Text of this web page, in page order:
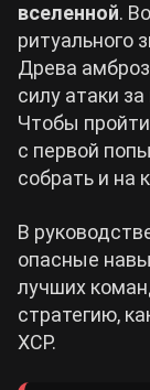
Wuthering
Roblox
Hogwarts
Cyberpunk
Все игры
вселенной.
ритуального
Древа
силу атаки
Чтобы
с первой
собрать и на
В
опасные
лучших
стратегию,
ХСР.